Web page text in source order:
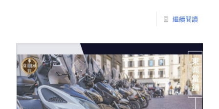
繼續閱讀